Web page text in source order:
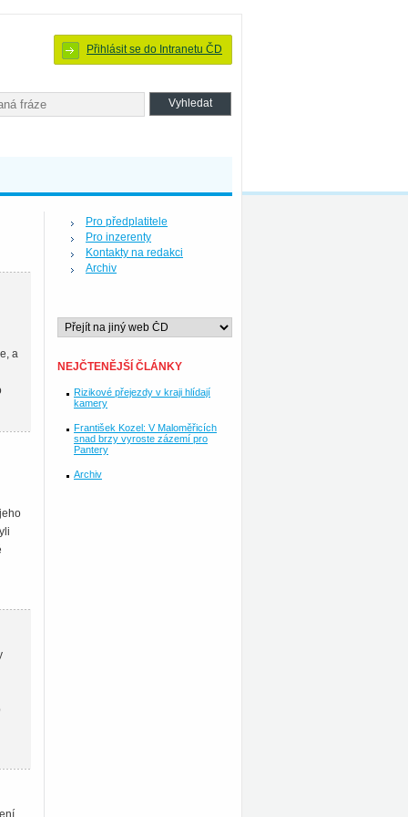
Přihlásit se do Intranetu ČD
a
Pro předplatitele
Pro inzerenty
Kontakty na redakci
Archiv
NEJČTENĚJŠÍ ČLÁNKY
Rizikové přejezdy v kraji hlídají
kamery
František Kozel: V Maloměřicích
snad brzy vyroste zázemí pro
Pantery
Archiv